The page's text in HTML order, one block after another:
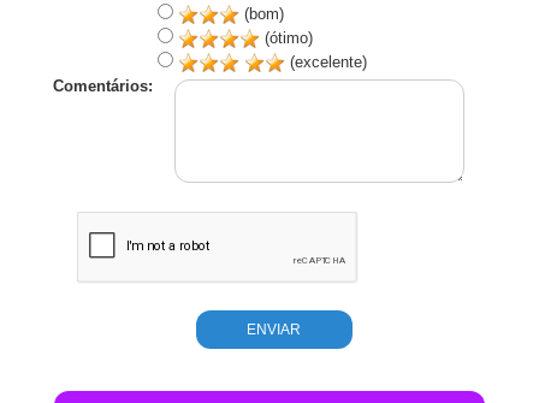
(bom)
(ótimo)
(excelente)
Comentários: